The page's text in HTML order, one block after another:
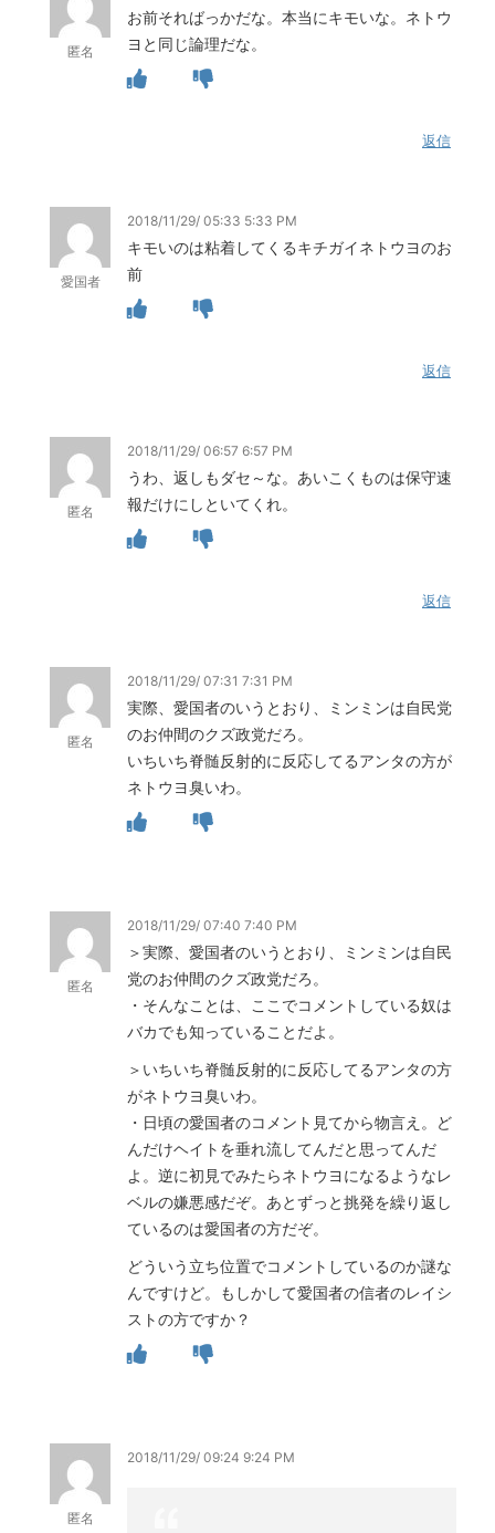
匿名
お前そればっかだな。本当にキモいな。ネトウ
ヨと同じ論理だな。
返信
愛国者
2018/11/29/ 05:33 5:33 PM
キモいのは粘着してくるキチガイネトウヨのお
前
返信
匿名
2018/11/29/ 06:57 6:57 PM
うわ、返しもダセ～な。あいこくものは保守速
報だけにしといてくれ。
返信
匿名
2018/11/29/ 07:31 7:31 PM
実際、愛国者のいうとおり、ミンミンは自民党
のお仲間のクズ政党だろ。
いちいち脊髄反射的に反応してるアンタの方が
ネトウヨ臭いわ。
匿名
2018/11/29/ 07:40 7:40 PM
＞実際、愛国者のいうとおり、ミンミンは自民
党のお仲間のクズ政党だろ。
・そんなことは、ここでコメントしている奴は
バカでも知っていることだよ。
＞いちいち脊髄反射的に反応してるアンタの方
がネトウヨ臭いわ。
・日頃の愛国者のコメント見てから物言え。ど
んだけヘイトを垂れ流してんだと思ってんだ
よ。逆に初見でみたらネトウヨになるようなレ
ベルの嫌悪感だぞ。あとずっと挑発を繰り返し
ているのは愛国者の方だぞ。
どういう立ち位置でコメントしているのか謎な
んですけど。もしかして愛国者の信者のレイシ
ストの方ですか？
匿名
2018/11/29/ 09:24 9:24 PM